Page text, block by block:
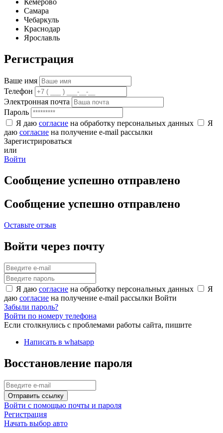
Кемерово
Самара
Чебаркуль
Краснодар
Ярославль
Регистрация
Ваше имя
Телефон
Электронная почта
Пароль
Я даю согласие на обработку персональных данных
Я
даю согласие на получение e-mail рассылки
Зарегистрироваться
или
Войти
Сообщение успешно отправлено
Сообщение успешно отправлено
Оставьте отзыв
Войти через почту
Я даю согласие на обработку персональных данных
Я
даю согласие на получение e-mail рассылки Войти
Забыли пароль?
Войти по номеру телефона
Если столкнулись с проблемами работы сайта, пишите
Написать в whatsapp
Восстановление пароля
Отправить ссылку
Войти с помощью почты и пароля
Регистрация
Начать выбор авто